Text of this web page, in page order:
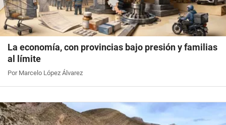
La economía, con provincias bajo presión y familias
al límite
Por Marcelo López Álvarez